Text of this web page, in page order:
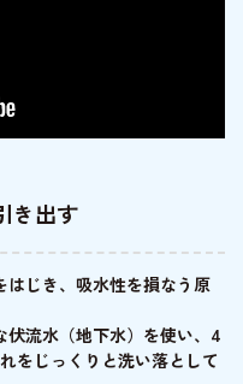
き出す
じき、吸水性を損なう原
伏流水（地下水）を使い、4
をじっくりと洗い落として